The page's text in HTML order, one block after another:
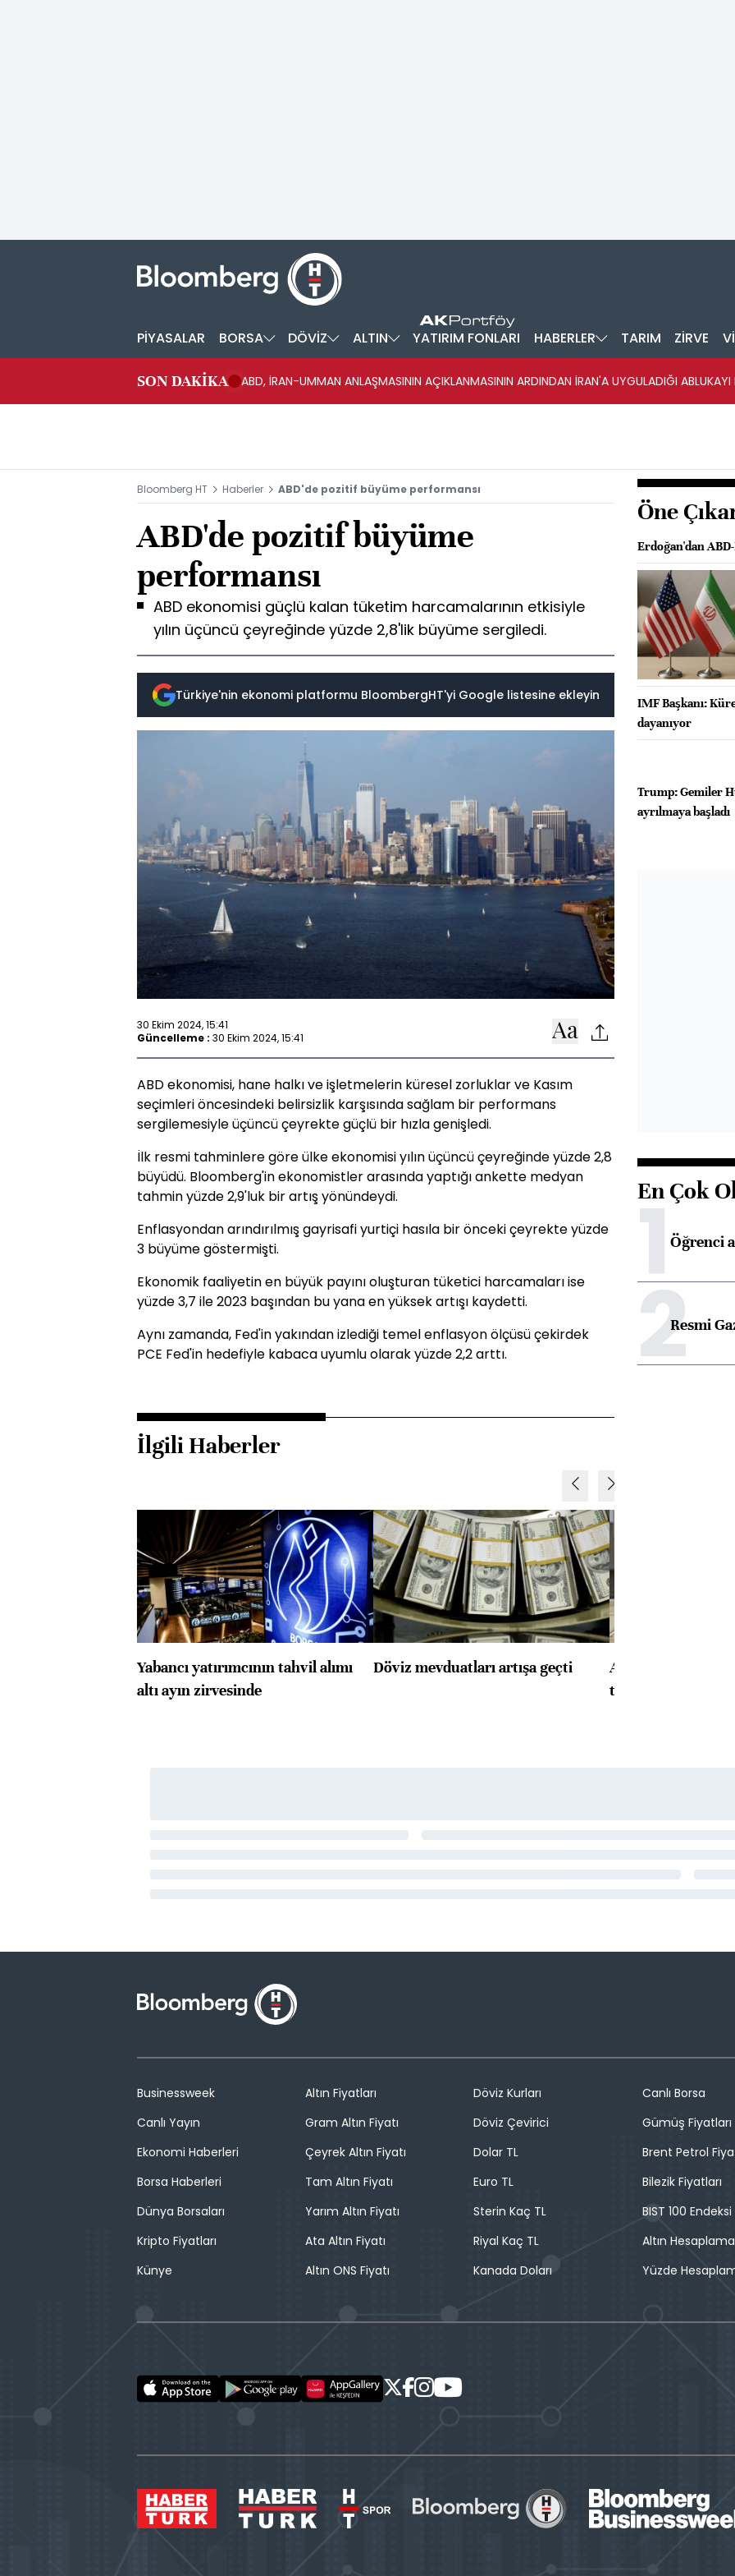
PİYASALAR BORSA DÖVİZ ALTIN YATIRIM FONLARI HABERLER TARIM ZİRVE
SON DAKİKA ABD, İRAN-UMMAN ANLAŞMASININ AÇIKLANMASININ ARDINDAN İRAN'A UYGULADIĞI ABLUKAYI
Bloomberg HT Haberler ABD'de pozitif büyüme performansı
ABD'de pozitif büyüme
performansı
ABD ekonomisi güçlü kalan tüketim harcamalarının etkisiyle
yılın üçüncü çeyreğinde yüzde 2,8'lik büyüme sergiledi.
Türkiye'nin ekonomi platformu BloombergHT'yi Google listesine ekleyin
30 Ekim 2024, 15:41
Güncelleme : 30 Ekim 2024, 15:41
ABD ekonomisi, hane halkı ve işletmelerin küresel zorluklar ve Kasım
seçimleri öncesindeki belirsizlik karşısında sağlam bir performans
sergilemesiyle üçüncü çeyrekte güçlü bir hızla genişledi.
İlk resmi tahminlere göre ülke ekonomisi yılın üçüncü çeyreğinde yüzde 2,8
büyüdü. Bloomberg'in ekonomistler arasında yaptığı ankette medyan
tahmin yüzde 2,9'luk bir artış yönündeydi.
Enflasyondan arındırılmış gayrisafi yurtiçi hasıla bir önceki çeyrekte yüzde
3 büyüme göstermişti.
Ekonomik faaliyetin en büyük payını oluşturan tüketici harcamaları ise
yüzde 3,7 ile 2023 başından bu yana en yüksek artışı kaydetti.
Aynı zamanda, Fed'in yakından izlediği temel enflasyon ölçüsü çekirdek
PCE Fed'in hedefiyle kabaca uyumlu olarak yüzde 2,2 arttı.
İlgili Haberler
Yabancı yatırımcının tahvil alımı
altı ayın zirvesinde
Döviz mevduatları artışa geçti
ABD'de konut
toparlandı
Öne
Erdoğan'dan
IMF Başkanı:
dayanıyor
Trump: Gemiler
ayrılmaya başladı
En Çok
1Öğrenci
2Resmi
Businessweek
Canlı Yayın
Ekonomi Haberleri
Borsa Haberleri
Dünya Borsaları
Kripto Fiyatları
Künye
Altın Fiyatları
Gram Altın Fiyatı
Çeyrek Altın Fiyatı
Tam Altın Fiyatı
Yarım Altın Fiyatı
Ata Altın Fiyatı
Altın ONS Fiyatı
Döviz Kurları
Döviz Çevirici
Dolar TL
Euro TL
Sterin Kaç TL
Riyal Kaç TL
Kanada Doları
Canlı Borsa
Gümüş Fiyatları
Brent Petrol
Bilezik Fiyatları
BIST 100 Endeksi
Altın Hesaplama
Yüzde